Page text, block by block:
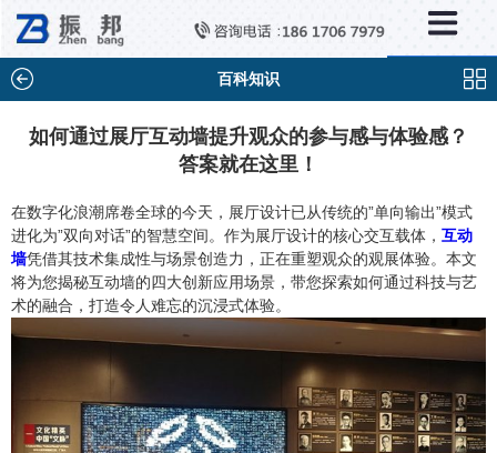
百科知识
如何通过展厅互动墙提升观众的参与感与体验感？
答案就在这里！
在数字化浪潮席卷全球的今天，展厅设计已从传统的”单向输出”模式
进化为”双向对话”的智慧空间。作为展厅设计的核心交互载体， 互动
墙凭借其技术集成性与场景创造力，正在重塑观众的观展体验。本文
将为您揭秘互动墙的四大创新应用场景，带您探索如何通过科技与艺
术的融合，打造令人难忘的沉浸式体验。
新闻中心
×
行业新闻
媒体视点
问题解答
百科知识